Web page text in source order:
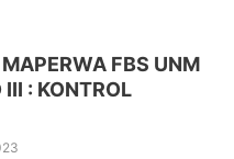
FBS UNM
: KONTROL